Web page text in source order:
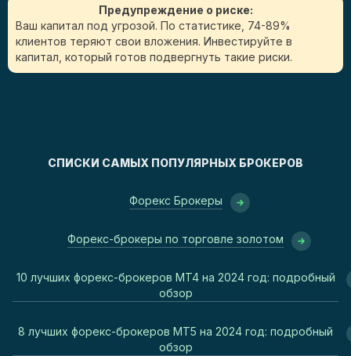
Предупреждение о риске:
Ваш капитал под угрозой. По статистике, 74-89%
клиентов теряют свои вложения. Инвестируйте в
капитал, который готов подвергнуть такие риски.
СПИСКИ САМЫХ ПОПУЛЯРНЫХ БРОКЕРОВ
Форекс Брокеры
Форекс-брокеры по торговле золотом
10 лучших форекс-брокеров MT4 на 2024 год: подробный
обзор
8 лучших форекс-брокеров MT5 на 2024 год: подробный
обзор